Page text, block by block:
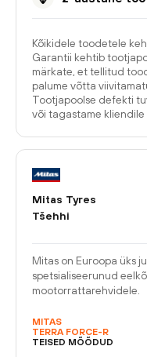
Kõikidele toodetele
Garantii kehtib
märkate, et tellitud
palume võtta
Tootjapoolse defekti
või tagastame kliendile
Mitas Tyres
Tšehhi
Mitas on Euroopa üks
spetsialiseerunud
mootorrattarehvidele.
MITAS
TERRA FORCE-R
TEISED MÕÕDUD